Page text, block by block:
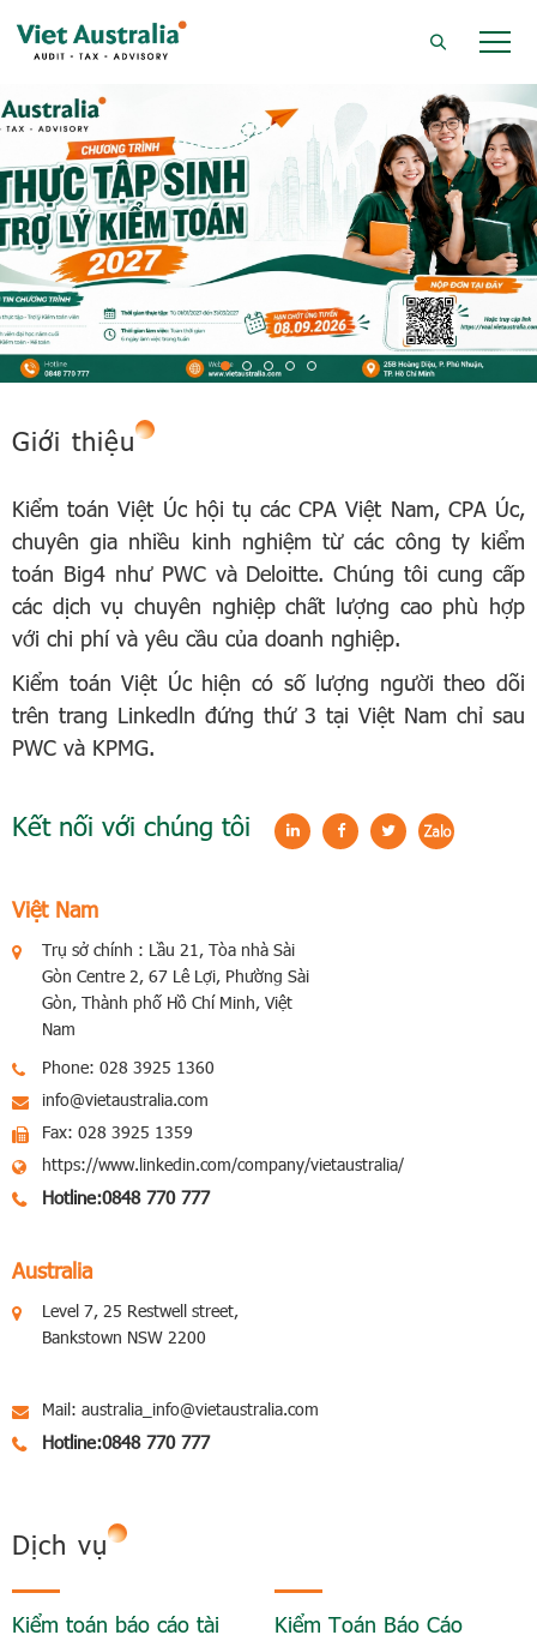
Giới thiệu
Kiểm toán Việt Úc hội tụ các CPA Việt Nam, CPA Úc,
chuyên gia nhiều kinh nghiệm từ các công ty kiểm
toán Big4 như PWC và Deloitte. Chúng tôi cung cấp
các dịch vụ chuyên nghiệp chất lượng cao phù hợp
với chi phí và yêu cầu của doanh nghiệp.
Kiểm toán Việt Úc hiện có số lượng người theo dõi
trên trang Linkedln đứng thứ 3 tại Việt Nam chỉ sau
PWC và KPMG.
Kết nối với chúng tôi
Việt Nam
Trụ sở chính : Lầu 21, Tòa nhà Sài
Gòn Centre 2, 67 Lê Lợi, Phường Sài
Gòn, Thành phố Hồ Chí Minh, Việt
Nam
Phone: 028 3925 1360
info@vietaustralia.com
Fax: 028 3925 1359
https://www.linkedin.com/company/vietaustralia/
Hotline:0848 770 777
Australia
Level 7, 25 Restwell street,
Bankstown NSW 2200
Mail: australia_info@vietaustralia.com
Hotline:0848 770 777
Dịch vụ
Kiểm toán báo cáo tài
Kiểm Toán Báo Cáo